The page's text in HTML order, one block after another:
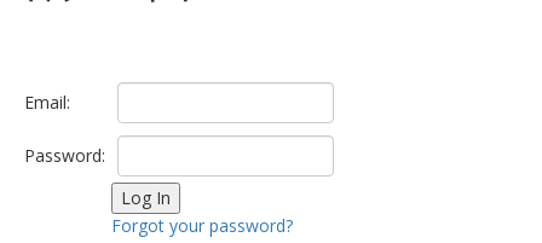
here
Email:
Password:
Forgot your password?